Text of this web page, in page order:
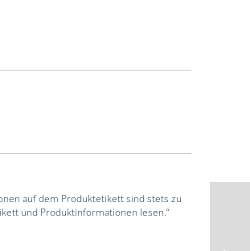
auf dem Produktetikett sind stets zu
und Produktinformationen lesen.“